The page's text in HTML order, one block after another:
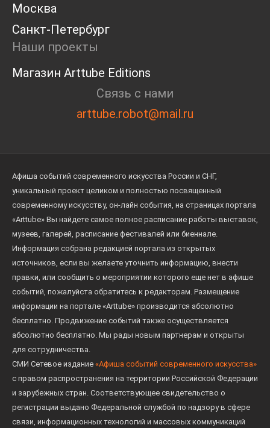
Москва
Санкт-Петербург
Наши проекты
Магазин Arttube Editions
Связь с нами
arttube.robot@mail.ru
Афиша событий современного искусства России и СНГ,
уникальный проект целиком и полностью посвященный
современному искусству, он-лайн события, на страницах портала
«Arttube» Вы найдете самое полное расписание работы выставок,
музеев, галерей, расписание фестивалей или биеннале.
Информация собрана редакцией портала из открытых
источников, если вы желаете уточнить информацию, внести
правки, или сообщить о мероприятии которого еще нет в афише
событий, пожалуйста обратитесь к редакторам. Размещение
информации на портале «Arttube» производится абсолютно
бесплатно. Продвижение событий также осуществляется
абсолютно бесплатно. Мы рады новым партнерам и открыты
для сотрудничества.
СМИ Сетевое издание «Афиша событий современного искусства»
с правом распространения на территории Российской Федерации
и зарубежных стран. Соответствующее свидетельство о
регистрации выдано Федеральной службой по надзору в сфере
связи, информационных технологий и массовых коммуникаций